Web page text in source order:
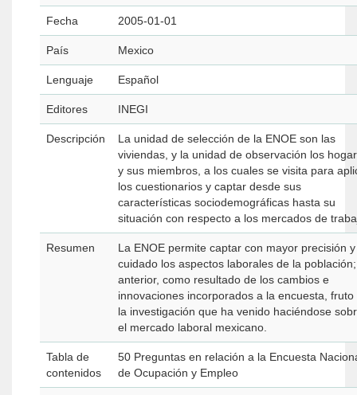
Fecha 2005-01-01
País Mexico
Lenguaje Español
Editores INEGI
Descripción
La unidad de selección de la ENOE son las
viviendas, y la unidad de observación los
y sus miembros, a los cuales se visita para
los cuestionarios y captar desde sus
características sociodemográficas hasta su
situación con respecto a los mercados de
Resumen
La ENOE permite captar con mayor precisión y
cuidado los aspectos laborales de la
anterior, como resultado de los cambios e
innovaciones incorporados a la encuesta, fruto
la investigación que ha venido haciéndose
el mercado laboral mexicano.
Tabla de
contenidos
50 Preguntas en relación a la Encuesta
de Ocupación y Empleo